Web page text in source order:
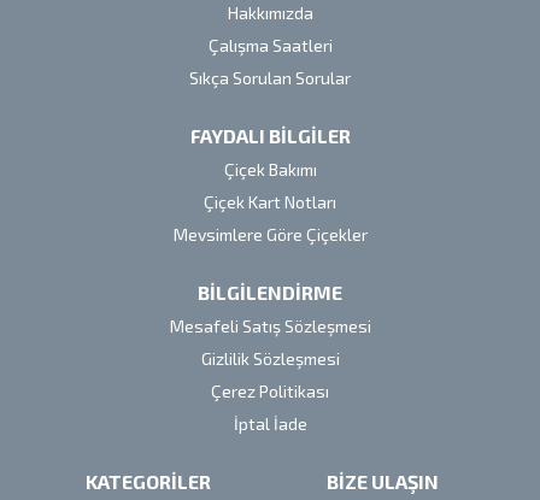
Hakkımızda
Çalışma Saatleri
Sıkça Sorulan Sorular
FAYDALI BİLGİLER
Çiçek Bakımı
Çiçek Kart Notları
Mevsimlere Göre Çiçekler
BİLGİLENDİRME
Mesafeli Satış Sözleşmesi
Gizlilik Sözleşmesi
Çerez Politikası
İptal İade
KATEGORİLER BİZE ULAŞIN